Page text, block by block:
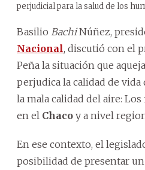
perjudicial para la salud de los
Basilio BachiNúñez,
Nacional, discutió con el
Peña la situación que
perjudica la calidad de vida
la mala calidad del aire: Los
en el Chaco y a nivel
En ese contexto, el
posibilidad de presentar